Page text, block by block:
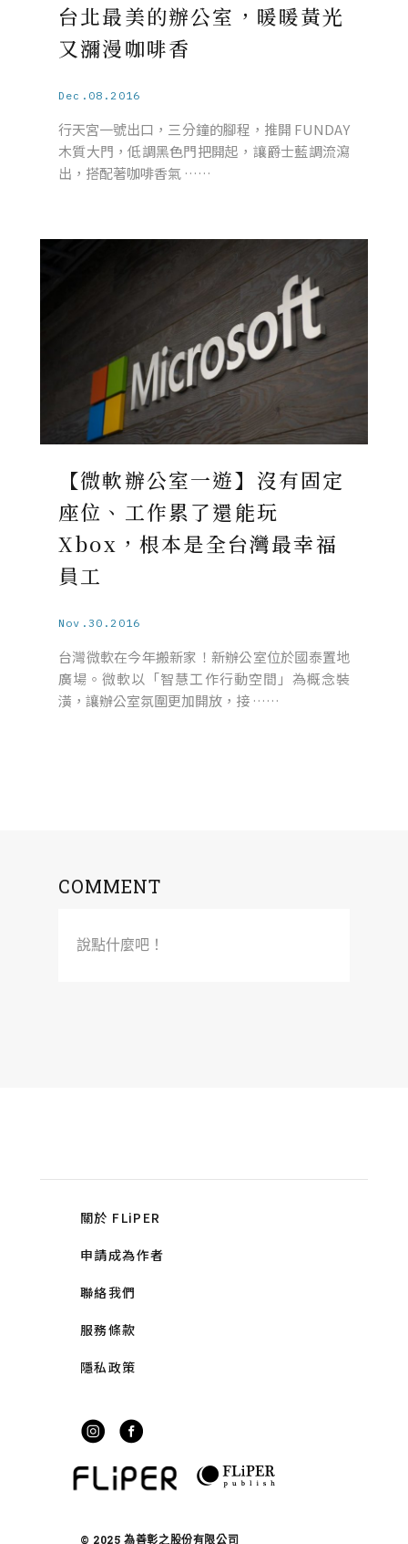
台北最美的辦公室，暖暖黃光
又瀰漫咖啡香
Dec.08.2016
行天宮一號出口，三分鐘的腳程，推開 FUNDAY
木質大門，低調黑色門把開起，讓爵士藍調流瀉
出，搭配著咖啡香氣 ……
【微軟辦公室一遊】沒有固定
座位、工作累了還能玩
Xbox，根本是全台灣最幸福
員工
Nov.30.2016
台灣微軟在今年搬新家！新辦公室位於國泰置地
廣場。微軟以「智慧工作行動空間」為概念裝
潢，讓辦公室氛圍更加開放，接 ……
COMMENT
說點什麼吧！
關於 FLiPER
申請成為作者
聯絡我們
服務條款
隱私政策
© 2025 為善彰之股份有限公司